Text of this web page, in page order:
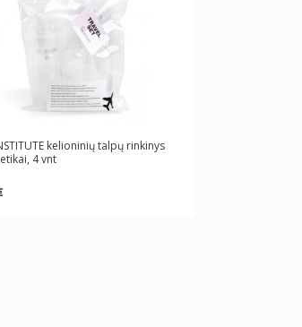
kelioninių talpų rinkinys
4 vnt